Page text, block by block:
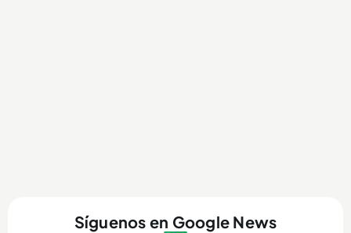
Síguenos en Google News